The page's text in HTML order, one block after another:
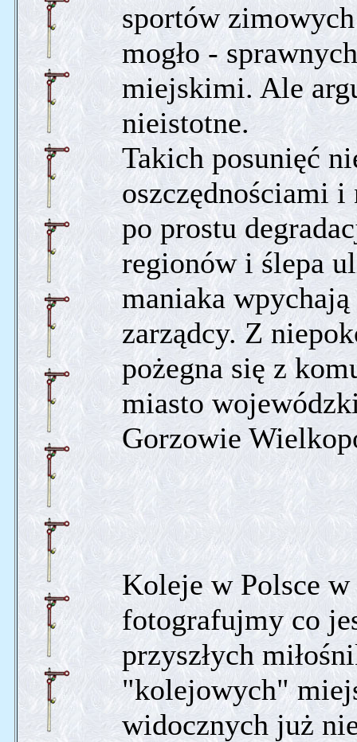
sportów
mogło -
miejskimi. Ale
nieistotne.
Takich posunięć
oszczędnościami i
po prostu
regionów i ślepa
maniaka
zarządcy. Z
pożegna się z
miasto
Gorzowie
Koleje w Polsce
fotografujmy co
przyszłych
"kolejowych"
widocznych już